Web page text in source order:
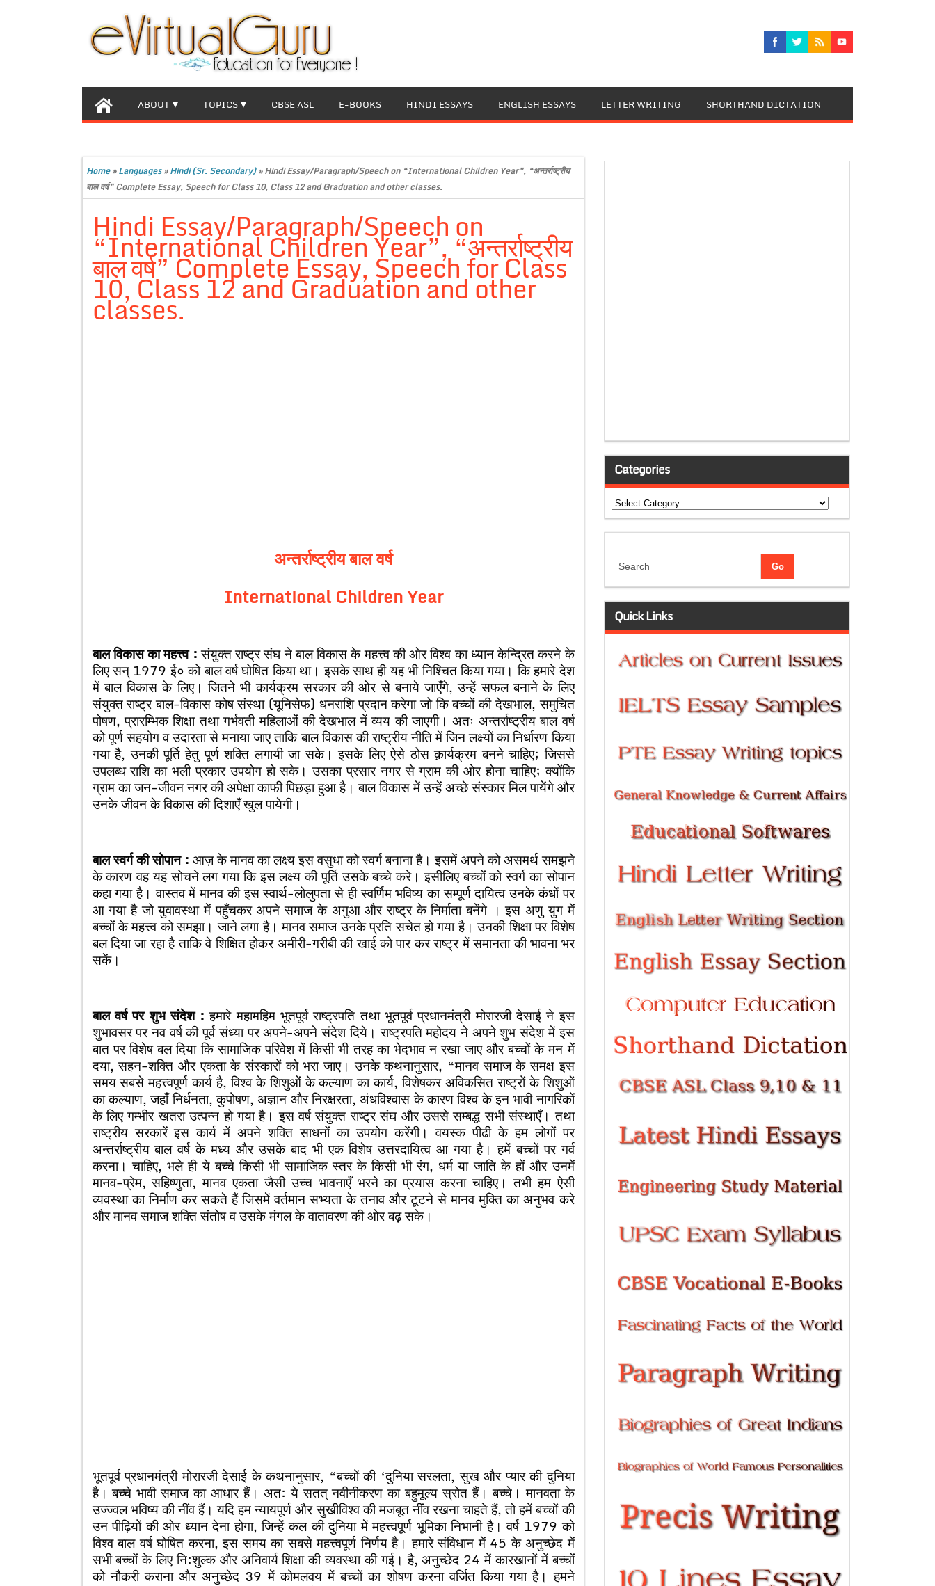
ABOUT TOPICS CBSE ASL E-BOOKS HINDI ESSAYS ENGLISH ESSAYS LETTER WRITING SHORTHAND DICTATION
Home»Languages»Hindi (Sr. Secondary)»Hindi Essay/Paragraph/Speech on “International Children Year”, “अन्तर्राष्ट्रीय
बाल वर्ष” Complete Essay, Speech for Class 10, Class 12 and Graduation and other classes.
Hindi Essay/Paragraph/Speech on
“International Children Year”, “अन्तर्राष्ट्रीय
बाल वर्ष” Complete Essay, Speech for Class
10, Class 12 and Graduation and other
classes.
अन्तर्राष्ट्रीय बाल वर्ष
International Children Year
बाल विकास का महत्त्व :संयुक्त राष्ट्र संघ ने बाल विकास के महत्त्व की ओर विश्व का ध्यान केन्द्रित करने के
लिए सन् 1979 ई० को बाल वर्ष घोषित किया था। इसके साथ ही यह भी निश्चित किया गया। कि हमारे देश
में बाल विकास के लिए। जितने भी कार्यक्रम सरकार की ओर से बनाये जाएँगे, उन्हें सफल बनाने के लिए
संयुक्त राष्ट्र बाल-विकास कोष संस्था (यूनिसेफ) धनराशि प्रदान करेगा जो कि बच्चों की देखभाल, समुचित
पोषण, प्रारम्भिक शिक्षा तथा गर्भवती महिलाओं की देखभाल में व्यय की जाएगी। अतः अन्तर्राष्ट्रीय बाल वर्ष
को पूर्ण सहयोग व उदारता से मनाया जाए ताकि बाल विकास की राष्ट्रीय नीति में जिन लक्ष्यों का निर्धारण किया
गया है, उनकी पूर्ति हेतु पूर्ण शक्ति लगायी जा सके। इसके लिए ऐसे ठोस क़ार्यक्रम बनने चाहिए; जिससे
उपलब्ध राशि का भली प्रकार उपयोग हो सके। उसका प्रसार नगर से ग्राम की ओर होना चाहिए; क्योंकि
ग्राम का जन-जीवन नगर की अपेक्षा काफी पिछड़ा हुआ है। बाल विकास में उन्हें अच्छे संस्कार मिल पायेंगे और
उनके जीवन के विकास की दिशाएँ खुल पायेगी।
बाल स्वर्ग की सोपान : आज़ के मानव का लक्ष्य इस वसुधा को स्वर्ग बनाना है। इसमें अपने को असमर्थ समझने
के कारण वह यह सोचने लग गया कि इस लक्ष्य की पूर्ति उसके बच्चे करे। इसीलिए बच्चों को स्वर्ग का सोपान
कहा गया है। वास्तव में मानव की इस स्वार्थ-लोलुपता से ही स्वर्णिम भविष्य का सम्पूर्ण दायित्व उनके कंधों पर
आ गया है जो युवावस्था में पहुँचकर अपने समाज के अगुआ और राष्ट्र के निर्माता बनेंगे । इस अणु युग में
बच्चों के महत्त्व को समझा। जाने लगा है। मानव समाज उनके प्रति सचेत हो गया है। उनकी शिक्षा पर विशेष
बल दिया जा रहा है ताकि वे शिक्षित होकर अमीरी-गरीबी की खाई को पार कर राष्ट्र में समानता की भावना भर
सकें।
बाल वर्ष पर शुभ संदेश : हमारे महामहिम भूतपूर्व राष्ट्रपति तथा भूतपूर्व प्रधानमंत्री मोरारजी देसाई ने इस
शुभावसर पर नव वर्ष की पूर्व संध्या पर अपने-अपने संदेश दिये। राष्ट्रपति महोदय ने अपने शुभ संदेश में इस
बात पर विशेष बल दिया कि सामाजिक परिवेश में किसी भी तरह का भेदभाव न रखा जाए और बच्चों के मन में
दया, सहन-शक्ति और एकता के संस्कारों को भरा जाए। उनके कथनानुसार, “मानव समाज के समक्ष इस
समय सबसे महत्त्वपूर्ण कार्य है, विश्व के शिशुओं के कल्याण का कार्य, विशेषकर अविकसित राष्ट्रों के शिशुओं
का कल्याण, जहाँ निर्धनता, कुपोषण, अज्ञान और निरक्षरता, अंधविश्वास के कारण विश्व के इन भावी नागरिकों
के लिए गम्भीर खतरा उत्पन्न हो गया है। इस वर्ष संयुक्त राष्ट्र संघ और उससे सम्बद्ध सभी संस्थाएँ। तथा
राष्ट्रीय सरकारें इस कार्य में अपने शक्ति साधनों का उपयोग करेंगी। वयस्क पीढी के हम लोगों पर
अन्तर्राष्ट्रीय बाल वर्ष के मध्य और उसके बाद भी एक विशेष उत्तरदायित्व आ गया है। हमें बच्चों पर गर्व
करना। चाहिए, भले ही ये बच्चे किसी भी सामाजिक स्तर के किसी भी रंग, धर्म या जाति के हों और उनमें
मानव-प्रेम, सहिष्णुता, मानव एकता जैसी उच्च भावनाएँ भरने का प्रयास करना चाहिए। तभी हम ऐसी
व्यवस्था का निर्माण कर सकते हैं जिसमें वर्तमान सभ्यता के तनाव और टूटने से मानव मुक्ति का अनुभव करे
और मानव समाज शक्ति संतोष व उसके मंगल के वातावरण की ओर बढ़ सके।
भूतपूर्व प्रधानमंत्री मोरारजी देसाई के कथनानुसार, “बच्चों की ‘दुनिया सरलता, सुख और प्यार की दुनिया
है। बच्चे भावी समाज का आधार हैं। अत: ये सतत् नवीनीकरण का बहुमूल्य स्रोत हैं। बच्चे। मानवता के
उज्ज्वल भविष्य की नींव हैं। यदि हम न्यायपूर्ण और सुखीविश्व की मजबूत नींव रखना चाहते हैं, तो हमें बच्चों की
उन पीढ़ियों की ओर ध्यान देना होगा, जिन्हें कल की दुनिया में महत्त्वपूर्ण भूमिका निभानी है। वर्ष 1979 को
विश्व बाल वर्ष घोषित करना, इस समय का सबसे महत्त्वपूर्ण निर्णय है। हमारे संविधान में 45 के अनुच्छेद में
सभी बच्चों के लिए नि:शुल्क और अनिवार्य शिक्षा की व्यवस्था की गई। है, अनुच्छेद 24 में कारखानों में बच्चों
को नौकरी कराना और अनुच्छेद 39 में कोमलवय में बच्चों का शोषण करना वर्जित किया गया है। हमने
Categories
Categories
Quick Links